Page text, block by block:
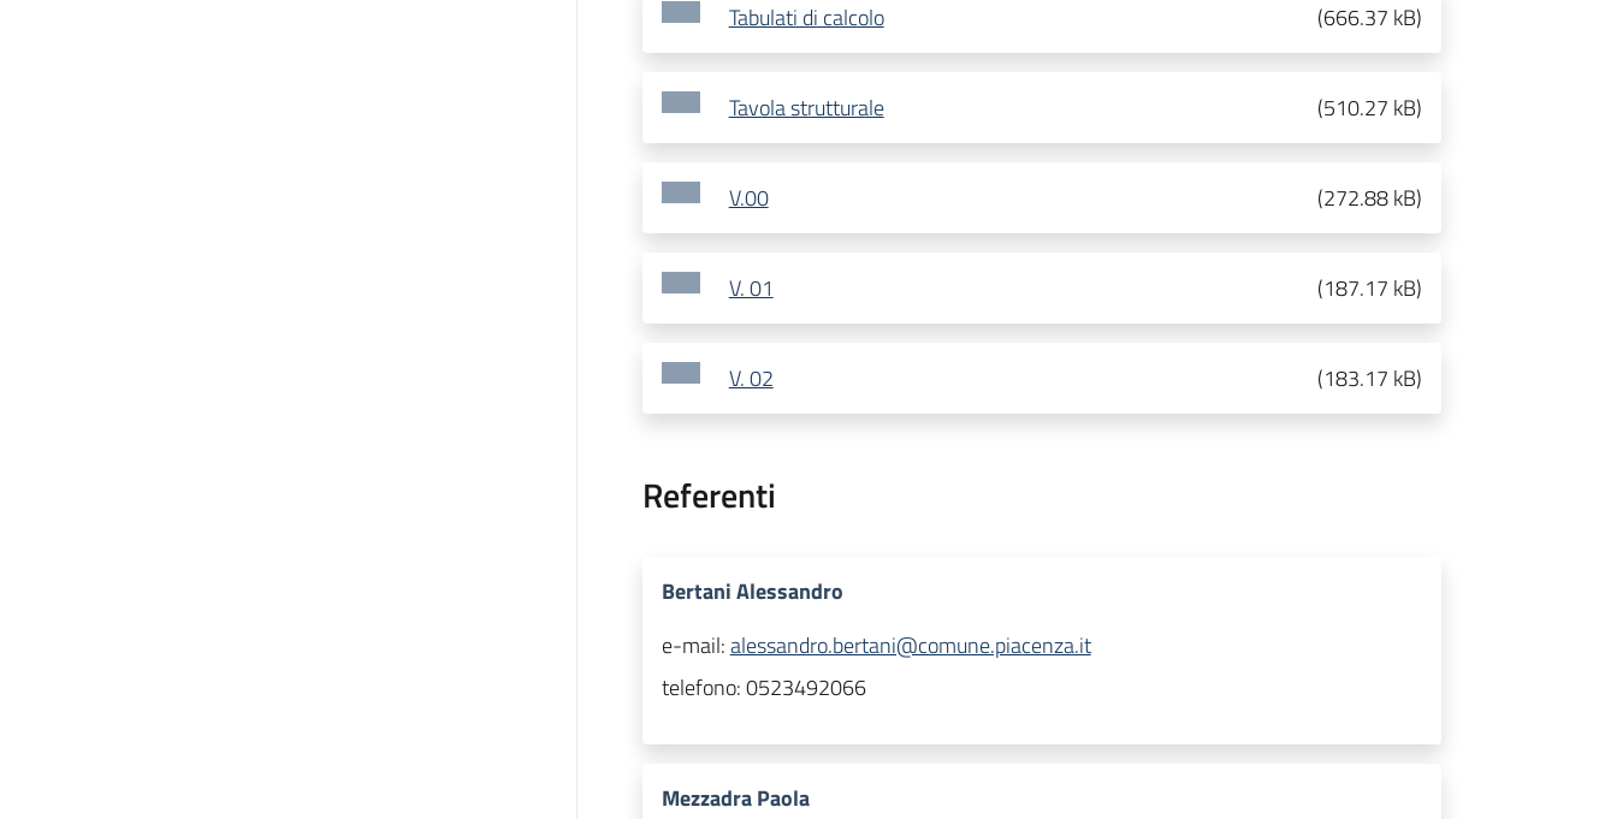
Tabulati di calcolo (666.37 kB)
Tavola strutturale (510.27 kB)
V.00 (272.88 kB)
V. 01 (187.17 kB)
V. 02 (183.17 kB)
Referenti
Bertani Alessandro
e-mail:alessandro.bertani@comune.piacenza.it
telefono:0523492066
Mezzadra Paola